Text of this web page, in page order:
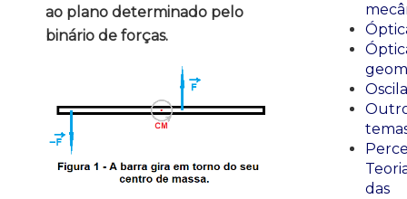
ao plano determinado pelo
binário de forças.
das